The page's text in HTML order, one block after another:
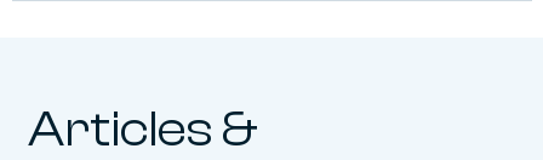
Articles &